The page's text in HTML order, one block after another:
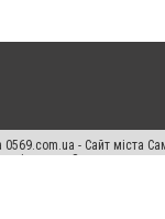
- Сайт міста
Законом.